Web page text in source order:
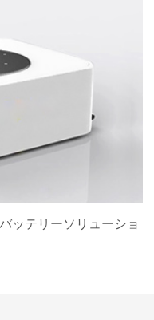
ッテリーソリューショ